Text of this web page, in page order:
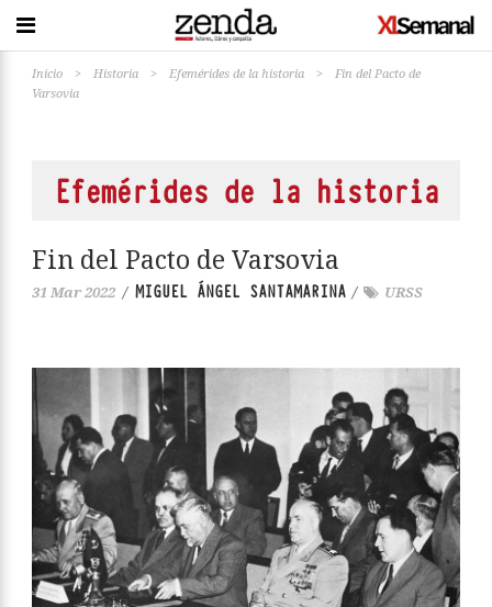
Inicio > Historia > Efemérides de la historia >
Fin del Pacto de
Varsovia
Efemérides de la historia
Fin del Pacto de Varsovia
31 Mar 2022 / MIGUEL ÁNGEL SANTAMARINA / URSS